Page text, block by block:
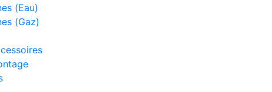
(Eau)
(Gaz)